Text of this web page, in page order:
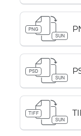
PNG
SUN
PSD
SUN
TIFF
SUN